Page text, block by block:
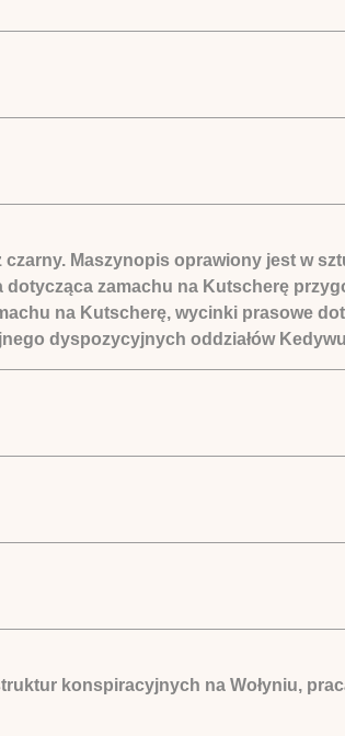
Maszynopis oprawiony jest w
zamachu na Kutscherę
na Kutscherę, wycinki prasowe
dyspozycyjnych oddziałów Kedywu
konspiracyjnych na Wołyniu,